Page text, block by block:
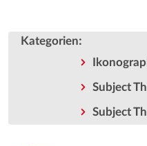
Kategorien:
Subject
Subject